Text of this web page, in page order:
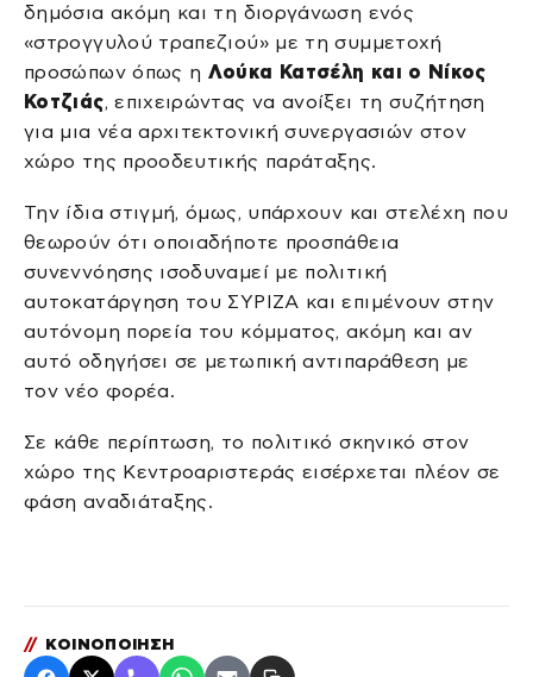
δημόσια ακόμη και τη διοργάνωση ενός
«στρογγυλού τραπεζιού» με τη συμμετοχή
προσώπων όπως η Λούκα Κατσέλη και ο Νίκος
Κοτζιάς, επιχειρώντας να ανοίξει τη συζήτηση
για μια νέα αρχιτεκτονική συνεργασιών στον
χώρο της προοδευτικής παράταξης.
Την ίδια στιγμή, όμως, υπάρχουν και στελέχη που
θεωρούν ότι οποιαδήποτε προσπάθεια
συνεννόησης ισοδυναμεί με πολιτική
αυτοκατάργηση του ΣΥΡΙΖΑ και επιμένουν στην
αυτόνομη πορεία του κόμματος, ακόμη και αν
αυτό οδηγήσει σε μετωπική αντιπαράθεση με
τον νέο φορέα.
Σε κάθε περίπτωση, το πολιτικό σκηνικό στον
χώρο της Κεντροαριστεράς εισέρχεται πλέον σε
φάση αναδιάταξης.
// ΚΟΙΝΟΠΟΙΗΣΗ